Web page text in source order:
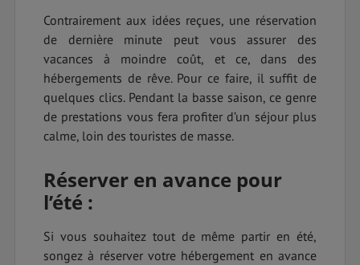
Contrairement aux idées reçues, une réservation
de dernière minute peut vous assurer des
vacances à moindre coût, et ce, dans des
hébergements de rêve. Pour ce faire, il suffit de
quelques clics. Pendant la basse saison, ce genre
de prestations vous fera profiter d’un séjour plus
calme, loin des touristes de masse.
Réserver en avance pour
l’été :
Si vous souhaitez tout de même partir en été,
songez à réserver votre hébergement en avance